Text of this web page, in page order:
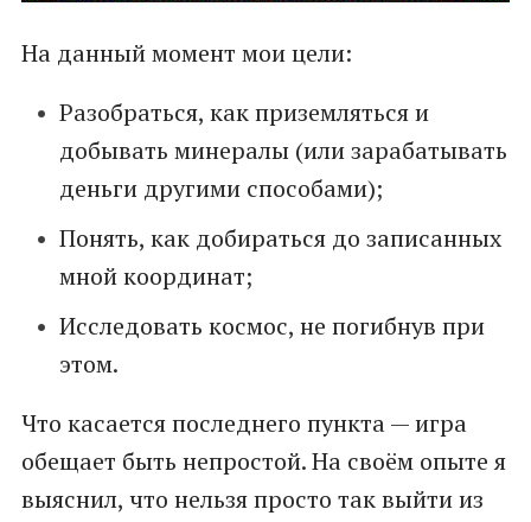
На данный момент мои цели:
Разобраться, как приземляться и
добывать минералы (или зарабатывать
деньги другими способами);
Понять, как добираться до записанных
мной координат;
Исследовать космос, не погибнув при
этом.
Что касается последнего пункта — игра
обещает быть непростой. На своём опыте я
выяснил, что нельзя просто так выйти из